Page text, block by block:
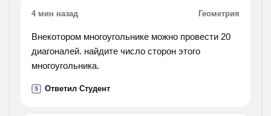
4 мин назад Геометрия
Внекотором многоугольнике можно провести 20
диагоналей. найдите число сторон этого
многоугольника.
S Ответил Студент